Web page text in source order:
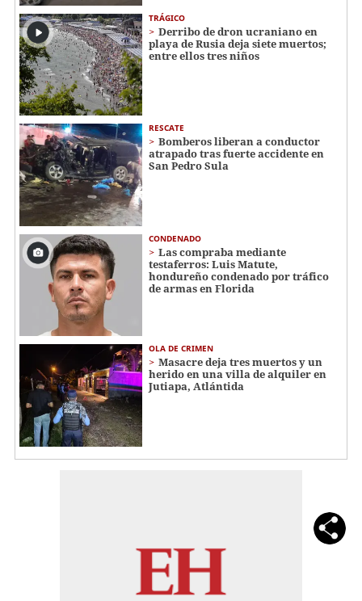
TRÁGICO
Derribo de dron ucraniano en
playa de Rusia deja siete muertos;
entre ellos tres niños
RESCATE
Bomberos liberan a conductor
atrapado tras fuerte accidente en
San Pedro Sula
CONDENADO
Las compraba mediante
testaferros: Luis Matute,
hondureño condenado por tráfico
de armas en Florida
OLA DE CRIMEN
Masacre deja tres muertos y un
herido en una villa de alquiler en
Jutiapa, Atlántida